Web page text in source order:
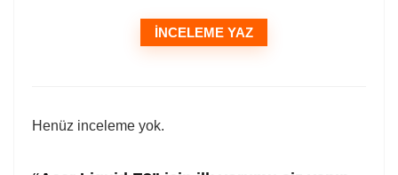
İNCELEME YAZ
Henüz inceleme yok.